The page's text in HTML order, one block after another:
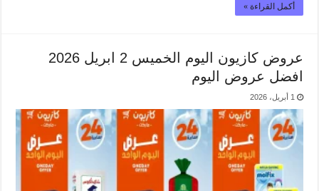
أكمل القراءة »
عروض كازيون اليوم الخميس 2 ابريل 2026
افضل عروض اليوم
1 أبريل، 2026